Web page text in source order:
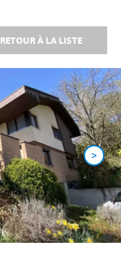
RETOUR À LA LISTE
>